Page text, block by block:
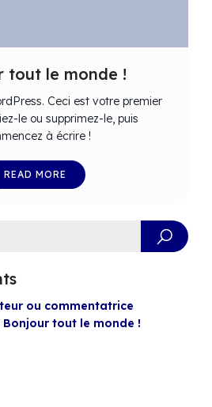
tout le monde !
Ceci est votre premier
le ou supprimez-le, puis
à écrire !
READ MORE
ou commentatrice
Bonjour tout le monde !